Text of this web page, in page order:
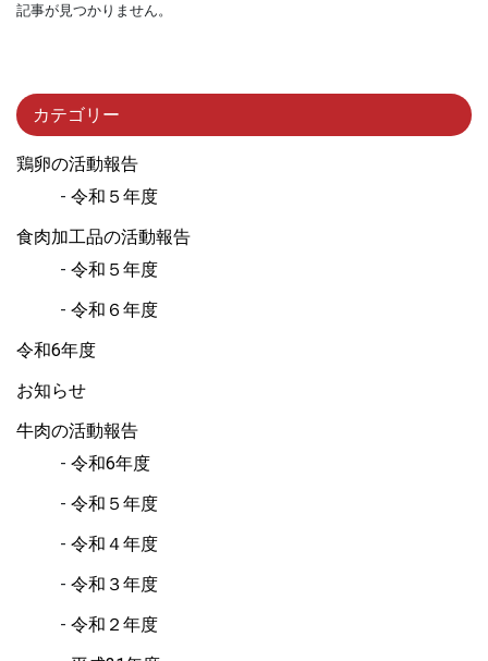
記事が見つかりません。
カテゴリー
鶏卵の活動報告
令和５年度
食肉加工品の活動報告
令和５年度
令和６年度
令和6年度
お知らせ
牛肉の活動報告
令和6年度
令和５年度
令和４年度
令和３年度
令和２年度